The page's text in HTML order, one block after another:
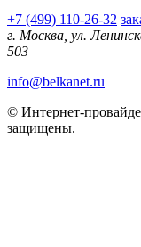
+7 (499) 110-26-32
г. Москва, ул.
503
info@belkanet.ru
© Интернет-
защищены.